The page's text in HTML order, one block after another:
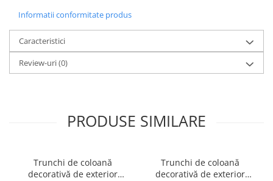
Informatii conformitate produs
Caracteristici
Review-uri(0)
PRODUSE SIMILARE
Trunchi de coloană
decorativă de exterior
Trunchi de coloană
decorativă de exterior